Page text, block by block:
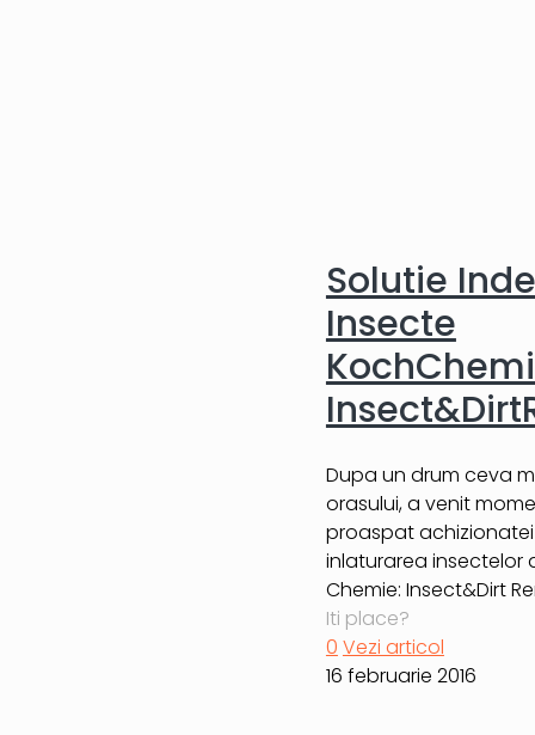
Solutie
Insecte
Dupa un drum ceva
orasului, a venit
proaspat
inlaturarea insectelor
Chemie: Insect&Dirt
Iti place?
0 Vezi articol
16 februarie 2016